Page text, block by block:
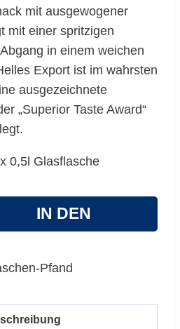
mit ausgewogener
mit einer spritzigen
in einem weichen
Export ist im wahrsten
ausgezeichnete
„Superior Taste Award“
0,5l Glasflasche
IN DEN
Pfand